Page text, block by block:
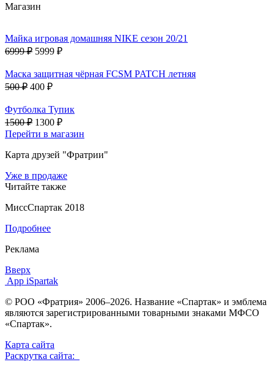
Магазин
Майка игровая домашняя NIKE сезон 20/21
6999 ₽ 5999 ₽
Маска защитная чёрная FCSM PATCH летняя
500 ₽ 400 ₽
Футболка Тупик
1500 ₽ 1300 ₽
Перейти в магазин
Карта друзей "Фратрии"
Уже в продаже
Читайте также
МиссСпартак 2018
Подробнее
Реклама
Вверх
App iSpartak
© РОО «Фратрия» 2006–2026. Название «Спартак» и эмблема
являются зарегистрированными товарными знаками МФСО
«Спартак».
Карта сайта
Раскрутка сайта: